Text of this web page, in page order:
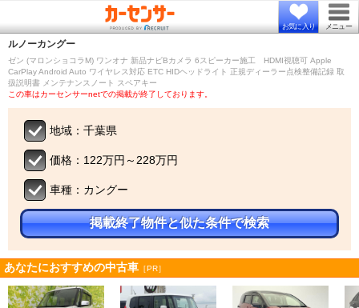
お気に入り メニュー
ルノーカングー
ゼン (マロンショコラM) ワンオナ 新品ナビBカメラ 6スピーカー施工 HDMI視聴可 Apple
CarPlay Android Auto ワイヤレス対応 ETC HIDヘッドライト 正規ディーラー点検整備記録 取
扱説明書 メンテナンスノート スペアキー
この車はカーセンサーnetでの掲載が終了しております。
地域：千葉県
価格：122万円～228万円
車種：カングー
掲載終了物件と似た条件で検索
あなたにおすすめの中古車 ［PR］